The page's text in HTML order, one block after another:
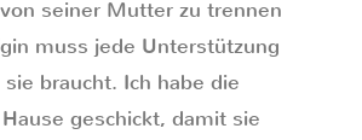
seiner Mutter zu trennen
muss jede Unterstützung
braucht. Ich habe die
geschickt, damit sie